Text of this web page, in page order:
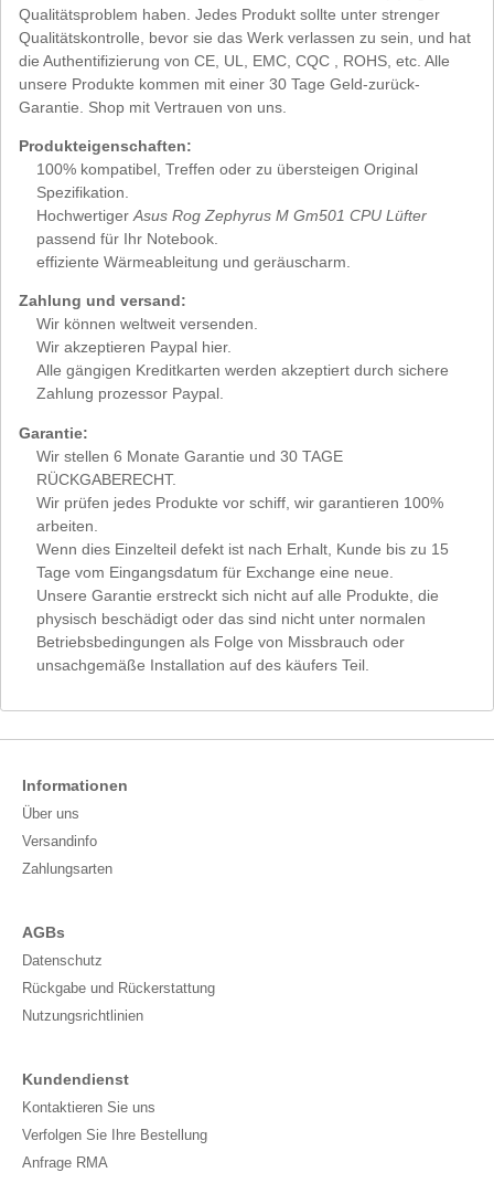
Qualitätsproblem haben. Jedes Produkt sollte unter strenger
Qualitätskontrolle, bevor sie das Werk verlassen zu sein, und hat
die Authentifizierung von CE, UL, EMC, CQC , ROHS, etc. Alle
unsere Produkte kommen mit einer 30 Tage Geld-zurück-
Garantie. Shop mit Vertrauen von uns.
Produkteigenschaften:
100% kompatibel, Treffen oder zu übersteigen Original
Spezifikation.
Hochwertiger Asus Rog Zephyrus M Gm501 CPU Lüfter
passend für Ihr Notebook.
effiziente Wärmeableitung und geräuscharm.
Zahlung und versand:
Wir können weltweit versenden.
Wir akzeptieren Paypal hier.
Alle gängigen Kreditkarten werden akzeptiert durch sichere
Zahlung prozessor Paypal.
Garantie:
Wir stellen 6 Monate Garantie und 30 TAGE
RÜCKGABERECHT.
Wir prüfen jedes Produkte vor schiff, wir garantieren 100%
arbeiten.
Wenn dies Einzelteil defekt ist nach Erhalt, Kunde bis zu 15
Tage vom Eingangsdatum für Exchange eine neue.
Unsere Garantie erstreckt sich nicht auf alle Produkte, die
physisch beschädigt oder das sind nicht unter normalen
Betriebsbedingungen als Folge von Missbrauch oder
unsachgemäße Installation auf des käufers Teil.
Informationen
Über uns
Versandinfo
Zahlungsarten
AGBs
Datenschutz
Rückgabe und Rückerstattung
Nutzungsrichtlinien
Kundendienst
Kontaktieren Sie uns
Verfolgen Sie Ihre Bestellung
Anfrage RMA